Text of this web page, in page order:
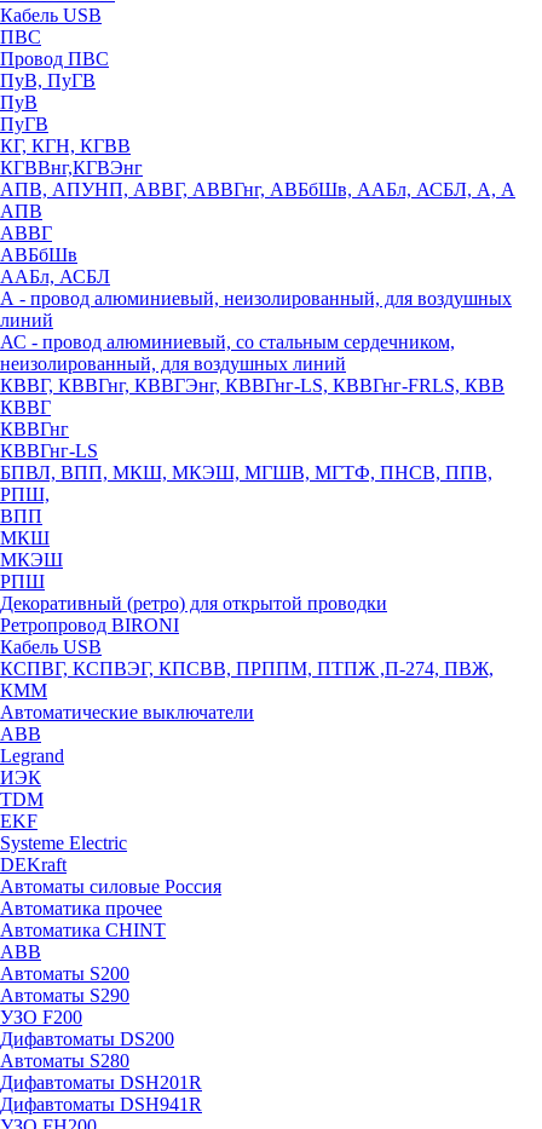
Кабель USB
ПВС
Провод ПВС
ПуВ, ПуГВ
ПуВ
ПуГВ
КГ, КГН, КГВВ
КГВВнг,КГВЭнг
АПВ, АПУНП, АВВГ, АВВГнг, АВБбШв, ААБл, АСБЛ, А, А
АПВ
АВВГ
АВБбШв
ААБл, АСБЛ
А - провод алюминиевый, неизолированный, для воздушных
линий
АС - провод алюминиевый, со стальным сердечником,
неизолированный, для воздушных линий
КВВГ, КВВГнг, КВВГЭнг, КВВГнг-LS, КВВГнг-FRLS, КВВ
КВВГ
КВВГнг
КВВГнг-LS
БПВЛ, ВПП, МКШ, МКЭШ, МГШВ, МГТФ, ПНСВ, ППВ,
РПШ,
ВПП
МКШ
МКЭШ
РПШ
Декоративный (ретро) для открытой проводки
Ретропровод BIRONI
Кабель USB
КСПВГ, КСПВЭГ, КПСВВ, ПРППМ, ПТПЖ ,П-274, ПВЖ,
КММ
Автоматические выключатели
ABB
Legrand
ИЭК
TDM
EKF
Systeme Electric
DEKraft
Автоматы силовые Россия
Автоматика прочее
Автоматика CHINT
ABB
Автоматы S200
Автоматы S290
УЗО F200
Дифавтоматы DS200
Автоматы S280
Дифавтоматы DSH201R
Дифавтоматы DSH941R